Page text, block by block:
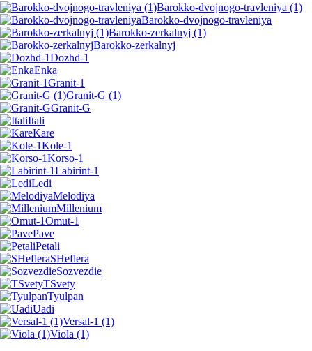
Barokko-dvojnogo-travleniya (1)
Barokko-dvojnogo-travleniya
Barokko-zerkalnyj (1)
Barokko-zerkalnyj
Dozhd-1
Enka
Granit-1
Granit-G (1)
Granit-G
Itali
Kare
Kole-1
Korso-1
Labirint-1
Ledi
Melodiya
Millenium
Omut-1
Pave
Petali
SHeflera
Sozvezdie
TSvety
Tyulpan
Uadi
Versal-1 (1)
Viola (1)